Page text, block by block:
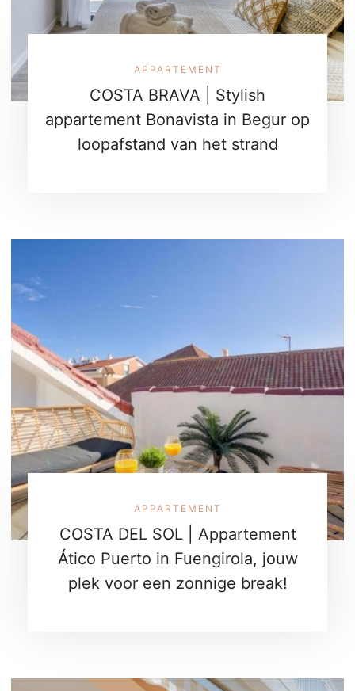
APPARTEMENT
COSTA BRAVA | Stylish
appartement Bonavista in Begur op
loopafstand van het strand
APPARTEMENT
COSTA DEL SOL | Appartement
Ático Puerto in Fuengirola, jouw
plek voor een zonnige break!